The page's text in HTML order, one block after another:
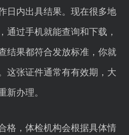
日内出具结果。现在很多地
通过手机就能查询和下载，
结果都符合发放标准，你就
这张证件通常有有效期，大
新办理。
格，体检机构会根据具体情